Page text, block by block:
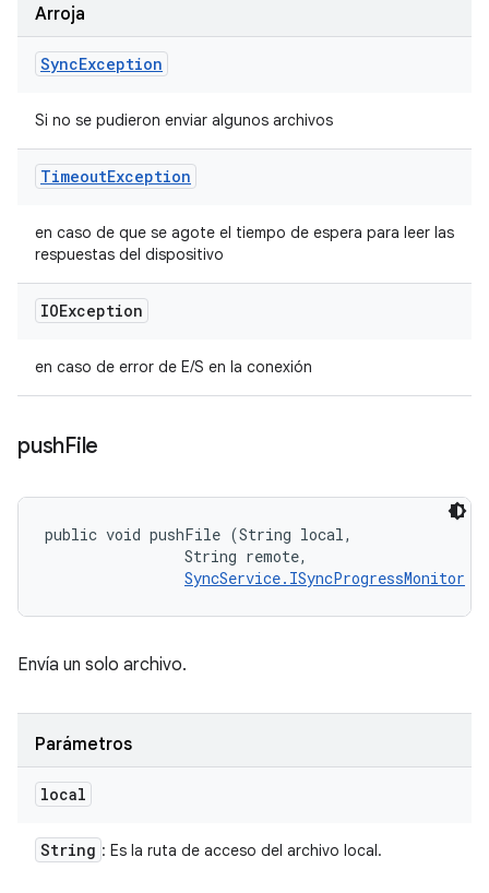
Arroja
SyncException
Si no se pudieron enviar algunos archivos
TimeoutException
en caso de que se agote el tiempo de espera para leer las
respuestas del dispositivo
IOException
en caso de error de E/S en la conexión
pushFile
public void pushFile (String local,
                String remote,
SyncService.ISyncProgressMonitor
Envía un solo archivo.
Parámetros
local
String : Es la ruta de acceso del archivo local.